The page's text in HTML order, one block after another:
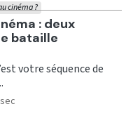
: deux
bataille
cinéma ?
votre séquence de